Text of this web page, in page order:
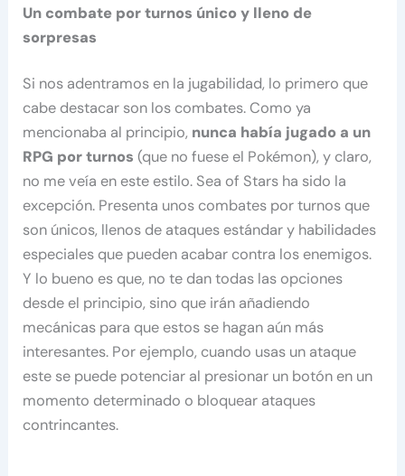
Un combate por turnos único y lleno de
sorpresas
Si nos adentramos en la jugabilidad, lo primero que
cabe destacar son los combates. Como ya
mencionaba al principio, nunca había jugado a un
RPG por turnos (que no fuese el Pokémon), y claro,
no me veía en este estilo. Sea of Stars ha sido la
excepción. Presenta unos combates por turnos que
son únicos, llenos de ataques estándar y habilidades
especiales que pueden acabar contra los enemigos.
Y lo bueno es que, no te dan todas las opciones
desde el principio, sino que irán añadiendo
mecánicas para que estos se hagan aún más
interesantes. Por ejemplo, cuando usas un ataque
este se puede potenciar al presionar un botón en un
momento determinado o bloquear ataques
contrincantes.